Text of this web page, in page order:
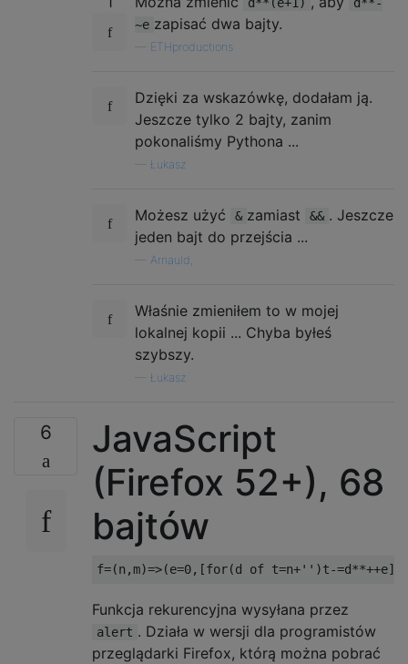
~e zapisać dwa bajty.
ETHproductions
Dzięki za wskazówkę, dodałam ją.
Jeszcze tylko 2 bajty, zanim
pokonaliśmy Pythona ...
Łukasz
Możesz użyć & zamiast && . Jeszcze
jeden bajt do przejścia ...
Arnauld,
Właśnie zmieniłem to w mojej
lokalnej kopii ... Chyba byłeś
szybszy.
Łukasz
6
JavaScript
(Firefox 52+), 68
bajtów
Funkcja rekurencyjna wysyłana przez
alert . Działa w wersji dla programistów
przeglądarki Firefox, którą można pobrać